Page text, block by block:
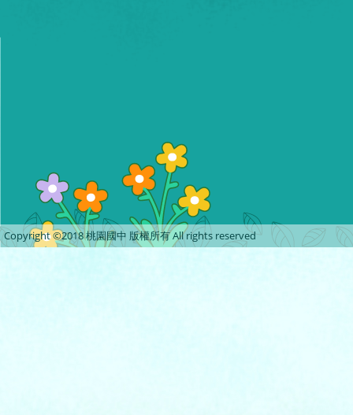
Copyright ©2018 桃園國中 版權所有 All rights reserved